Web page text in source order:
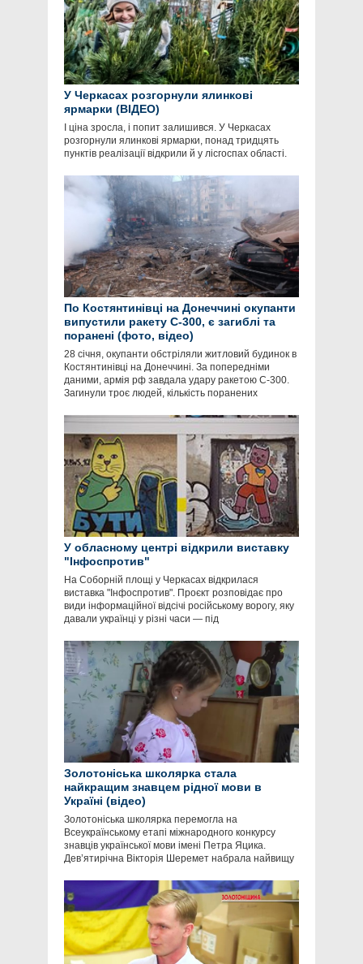
У Черкасах розгорнули ялинкові
ярмарки (ВІДЕО)
І ціна зросла, і попит залишився. У Черкасах
розгорнули ялинкові ярмарки, понад тридцять
пунктів реалізації відкрили й у лісгоспах області.
По Костянтинівці на Донеччині окупанти
випустили ракету С-300, є загиблі та
поранені (фото, відео)
28 січня, окупанти обстріляли житловий будинок в
Костянтинівці на Донеччині. За попередніми
даними, армія рф завдала удару ракетою С-300.
Загинули троє людей, кількість поранених
У обласному центрі відкрили виставку
"Інфоспротив"
На Соборній площі у Черкасах відкрилася
виставка "Інфоспротив". Проєкт розповідає про
види інформаційної відсічі російському ворогу, яку
давали українці у різні часи — під
Золотоніська школярка стала
найкращим знавцем рідної мови в
Україні (відео)
Золотоніська школярка перемогла на
Всеукраїнському етапі міжнародного конкурсу
знавців української мови імені Петра Яцика.
Дев’ятирічна Вікторія Шеремет набрала найвищу